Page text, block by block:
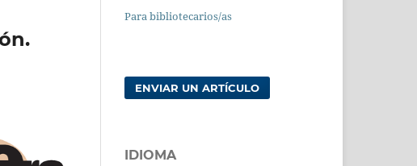
Para bibliotecarios/as
ENVIAR UN ARTÍCULO
IDIOMA